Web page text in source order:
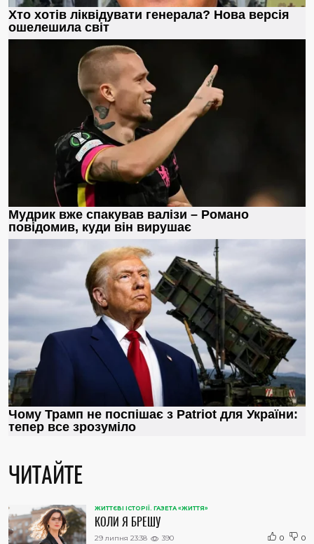
ЧИТАЙТЕ
ЖИТТЄВІ ІСТОРІЇ. ГАЗЕТА «ЖИТТЯ»
КОЛИ Я БРЕШУ
29 липня 23:38 390 0 0